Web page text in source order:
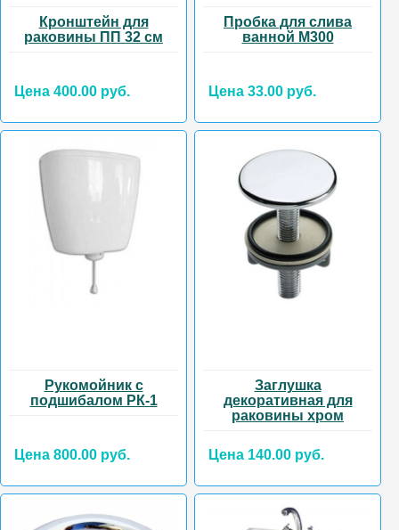
Кронштейн для
раковины ПП 32 см
Цена 400.00 руб.
Пробка для слива
ванной М300
Цена 33.00 руб.
Рукомойник с
подшибалом РК-1
Цена 800.00 руб.
Заглушка
декоративная для
раковины хром
Цена 140.00 руб.